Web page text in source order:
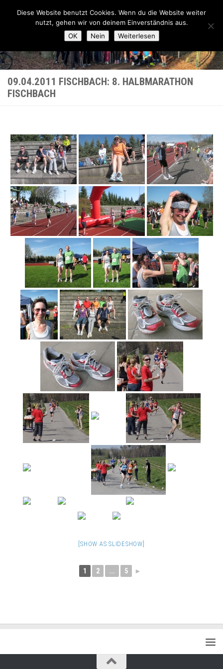
Zum Inhalt springen
Lauftreff-FN
09.04.2011 FISCHBACH: 8. HALBMARATHON
FISCHBACH
[SHOW AS SLIDESHOW]
1 2 ... 5 ►
Diese Website benutzt Cookies. Wenn du die Website weiter
nutzt, gehen wir von deinem Einverständnis aus.
OK
Nein Weiterlesen